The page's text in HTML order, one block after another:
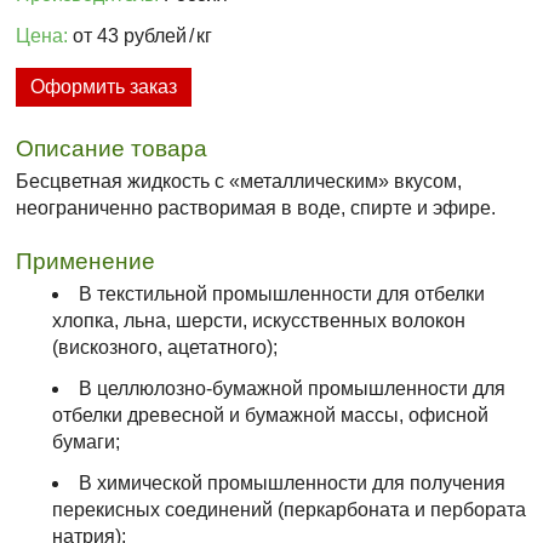
Цена: от 43 рублей /кг
Оформить заказ
Описание товара
Бесцветная жидкость с «металлическим» вкусом,
неограниченно растворимая в воде, спирте и эфире.
Применение
В текстильной промышленности для отбелки
хлопка, льна, шерсти, искусственных волокон
(вискозного, ацетатного);
В целлюлозно-бумажной промышленности для
отбелки древесной и бумажной массы, офисной
бумаги;
В химической промышленности для получения
перекисных соединений (перкарбоната и пербората
натрия);